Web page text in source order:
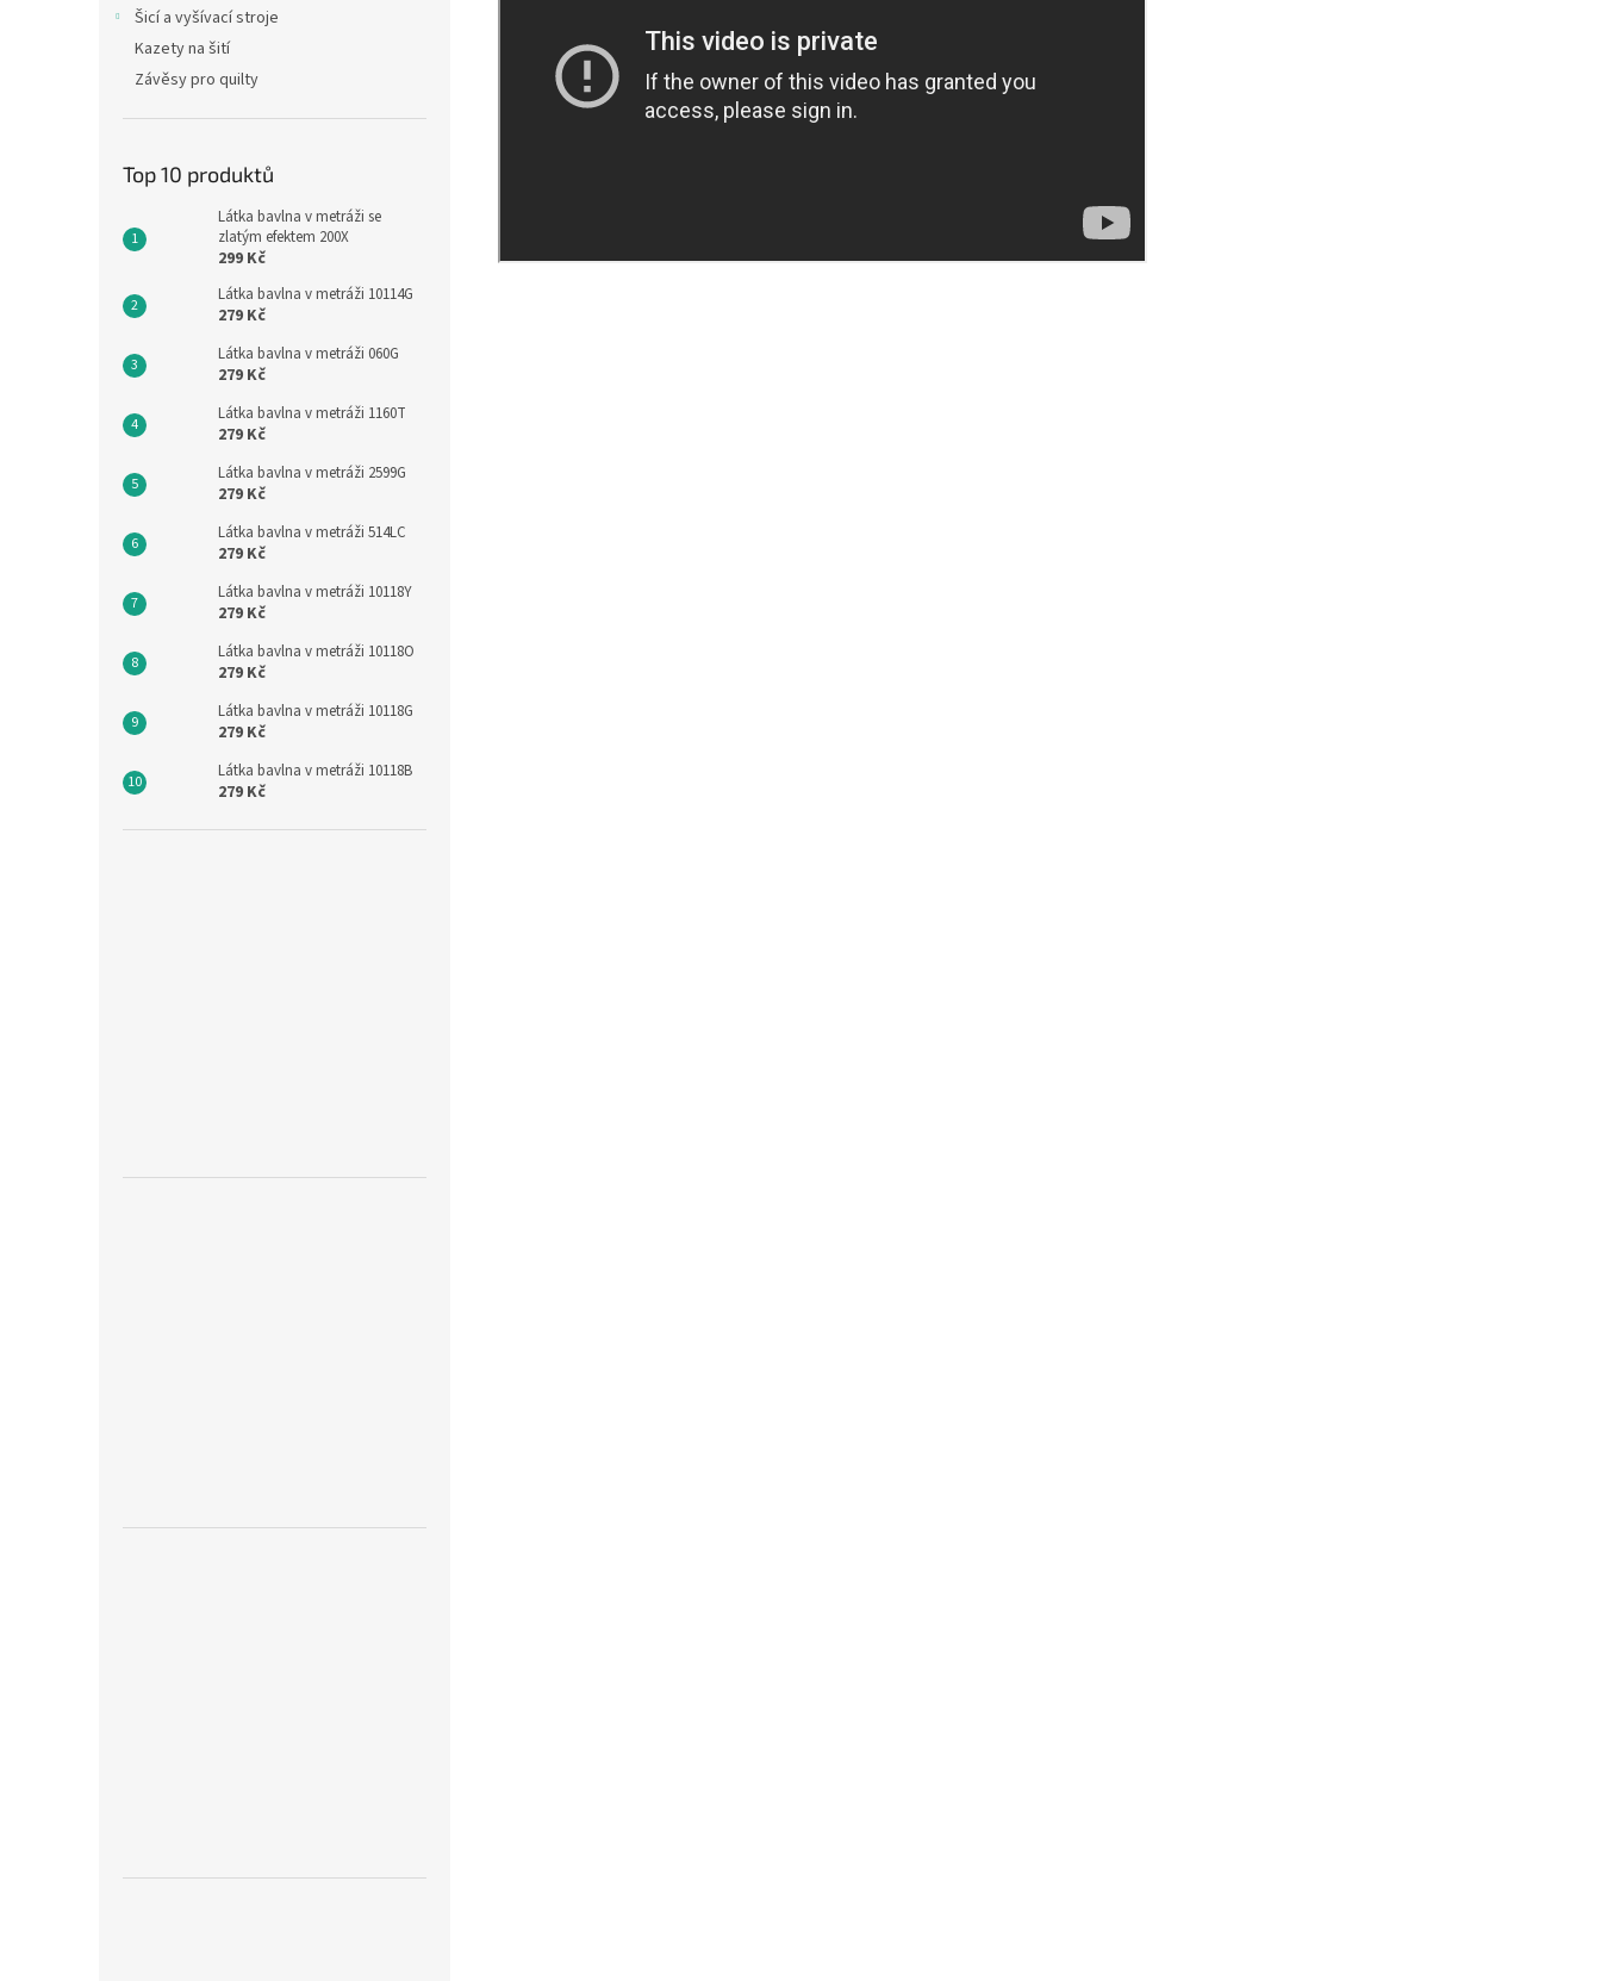
Šicí a vyšívací stroje
Kazety na šití
Závěsy pro quilty
Top 10 produktů
Látka bavlna v metráži se
zlatým efektem 200X
299 Kč
Látka bavlna v metráži 10114G
279 Kč
Látka bavlna v metráži 060G
279 Kč
Látka bavlna v metráži 1160T
279 Kč
Látka bavlna v metráži 2599G
279 Kč
Látka bavlna v metráži 514LC
279 Kč
Látka bavlna v metráži 10118Y
279 Kč
Látka bavlna v metráži 10118O
279 Kč
Látka bavlna v metráži 10118G
279 Kč
Látka bavlna v metráži 10118B
279 Kč